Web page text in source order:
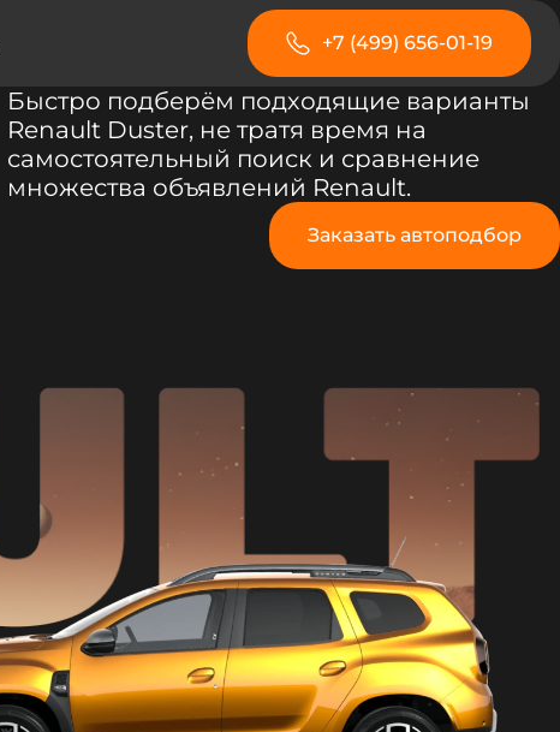
+7 (499) 656-01-19
Быстро подберём подходящие варианты
Renault Duster, не тратя время на
самостоятельный поиск и сравнение
множества объявлений Renault.
Заказать автоподбор